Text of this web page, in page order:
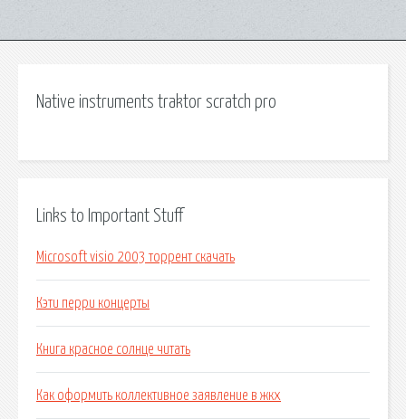
Native instruments traktor scratch pro
Links to Important Stuff
Microsoft visio 2003 торрент скачать
Кэти перри концерты
Книга красное солнце читать
Как оформить коллективное заявление в жкх